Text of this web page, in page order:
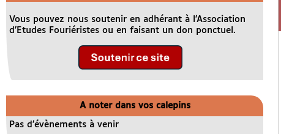
Vous pouvez nous soutenir en adhérant à l’Association
d’Etudes Fouriéristes ou en faisant un don ponctuel.
A noter dans vos calepins
Pas d’évènements à venir